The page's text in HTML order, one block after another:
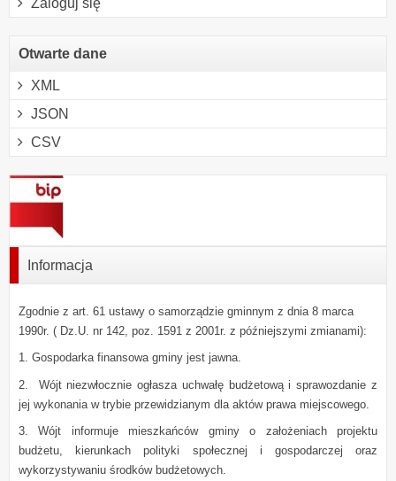
Otwarte dane
XML
JSON
CSV
Informacja
Zgodnie z art. 61 ustawy o samorządzie gminnym z dnia 8 marca
1990r. ( Dz.U. nr 142, poz. 1591 z 2001r. z późniejszymi zmianami):
1. Gospodarka finansowa gminy jest jawna.
2.
Wójt niezwłocznie ogłasza uchwałę budżetową i sprawozdanie z
jej wykonania w trybie przewidzianym dla aktów prawa miejscowego.
3.Wójt informuje mieszkańców gminy o założeniach projektu
budżetu, kierunkach polityki społecznej i gospodarczej oraz
wykorzystywaniu środków budżetowych.